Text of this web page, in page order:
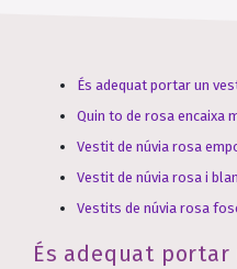
És adequat portar un
Quin to de rosa encaixa
Vestit de núvia rosa
Vestit de núvia rosa i
Vestits de núvia rosa
És adequat